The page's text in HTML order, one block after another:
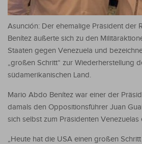
Asunción: Der ehemalige Präsident der
Benítez äußerte sich zu den
Staaten gegen Venezuela und
„großen Schritt“ zur Wiederherstellung
südamerikanischen Land.
Mario Abdo Benítez war einer der
damals den Oppositionsführer Juan
sich selbst zum Präsidenten Venezuelas
„Heute hat die USA einen großen